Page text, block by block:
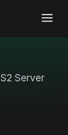
Server